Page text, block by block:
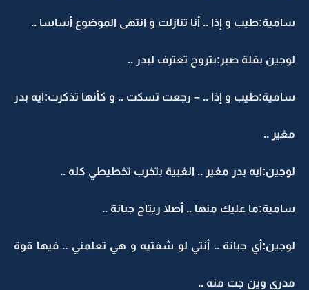
سامية:طيب و إذا .. أنا تنازلت و انتهى الموضوع أساسا ..
لوجين بقلة صبر:بتروح تعترف لبدر ..
سامية:طيب و إذا .. – رجعت تسكت .. و كأنها تذكرت:ايه بدر
مغير ..
لوجين:ايه بدر مغير .. الغبية بتخرب تخطيطي كله ..
سامية:ما عليك منها .. أصلا ريتاج جبانة ..
لوجين:أي جبانة .. أنتي لو شفتيه و هي تعلمني .. فيها قوة
مدري وين جت منه ..